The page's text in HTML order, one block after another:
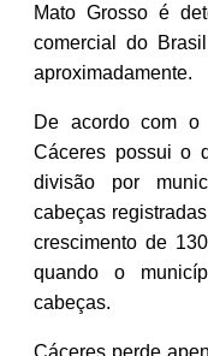
Mato Grosso é
comercial do
aproximadamente.
De acordo com o
Cáceres possui o
divisão por
cabeças
crescimento de
quando o
cabeças.
Cáceres perde